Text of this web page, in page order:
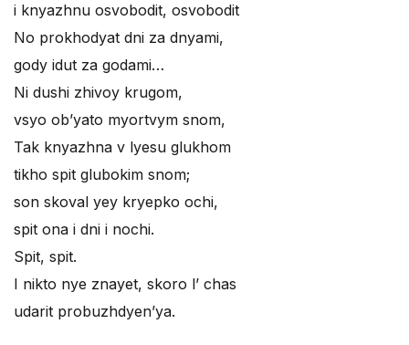
i knyazhnu osvobodit, osvobodit
No prokhodyat dni za dnyami,
gody idut za godami…
Ni dushi zhivoy krugom,
vsyo ob’yato myortvym snom,
Tak knyazhna v lyesu glukhom
tikho spit glubokim snom;
son skoval yey kryepko ochi,
spit ona i dni i nochi.
Spit, spit.
I nikto nye znayet, skoro l’ chas
udarit probuzhdyen’ya.